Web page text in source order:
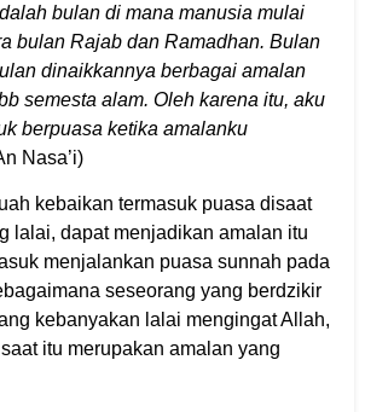
bulan di mana manusia mulai
bulan Rajab dan Ramadhan. Bulan
dinaikkannya berbagai amalan
semesta alam. Oleh karena itu, aku
berpuasa ketika amalanku
Nasa’i)
kebaikan termasuk puasa disaat
lalai, dapat menjadikan amalan itu
menjalankan puasa sunnah pada
seseorang yang berdzikir
kebanyakan lalai mengingat Allah,
itu merupakan amalan yang